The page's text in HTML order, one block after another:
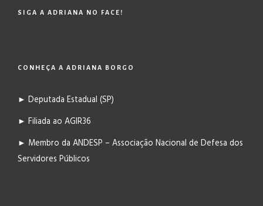
SIGA A ADRIANA NO FACE!
CONHEÇA A ADRIANA BORGO
► Deputada Estadual (SP)
► Filiada ao AGIR36
► Membro da ANDESP – Associação Nacional de Defesa dos
Servidores Públicos